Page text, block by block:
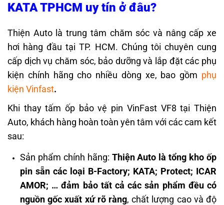
KATA TPHCM uy tín ở đâu?
Thiện Autolà trung tâm chăm sóc và nâng cấp xe
hơi hàng đầu tại TP. HCM. Chúng tôi chuyên cung
cấp dịch vụ chăm sóc, bảo dưỡng và lắp đặt các phụ
kiện chính hãng cho nhiều dòng xe, bao gồm phụ
kiện Vinfast.
Khi thay tấm ốp bảo vệ pin VinFast VF8 tại Thiện
Auto, khách hàng hoàn toàn yên tâm với các cam kết
sau:
Sản phẩm chính hãng: Thiện Auto là tổng kho ốp
pin sẵn các loại B-Factory; KATA; Protect; ICAR
AMOR; … đảm bảo tất cả các sản phẩm đều có
nguồn gốc xuất xứ rõ ràng, chất lượng cao và độ